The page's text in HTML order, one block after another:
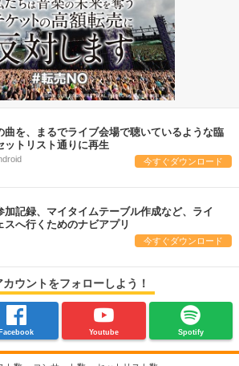
曲を、まるでライブ会場で聴いているような臨
ットリスト通りに再生
今すぐダウンロード
加記録、マイタイムテーブル作成など、ライ
スへ行くためのナビアプリ
今すぐダウンロード
ウントをフォローしよう！
Facebook Youtube Spotify